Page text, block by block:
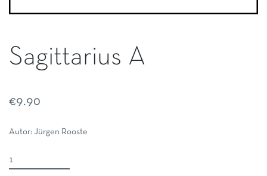
Sagittarius A
€9.90
Autor: Jürgen Rooste
Sagittarius
A